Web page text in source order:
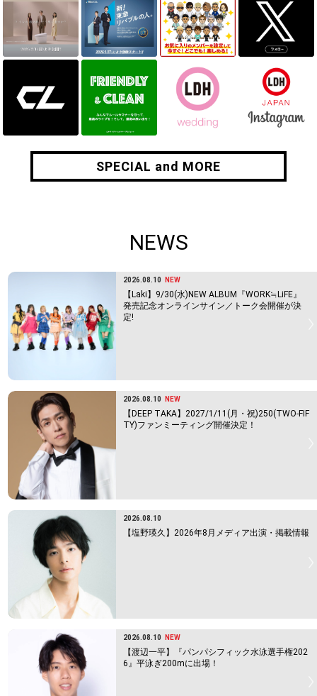
SPECIAL and MORE
SPECIAL and MORE
NEWS
2026.08.10 NEW
【Laki】9/30(水)NEW ALBUM『WORK≒LiFE』
発売記念オンラインサイン／トーク会開催が決
定!
2026.08.10 NEW
【DEEP TAKA】2027/1/11(月・祝)250(TWO-FIF
TY)ファンミーティング開催決定！
2026.08.10
【塩野瑛久】2026年8月メディア出演・掲載情報
2026.08.10 NEW
【渡辺一平】『パンパシフィック水泳選手権202
6』平泳ぎ200mに出場！